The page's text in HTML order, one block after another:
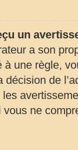
un
a son
à une règle,
décision de
vous ne